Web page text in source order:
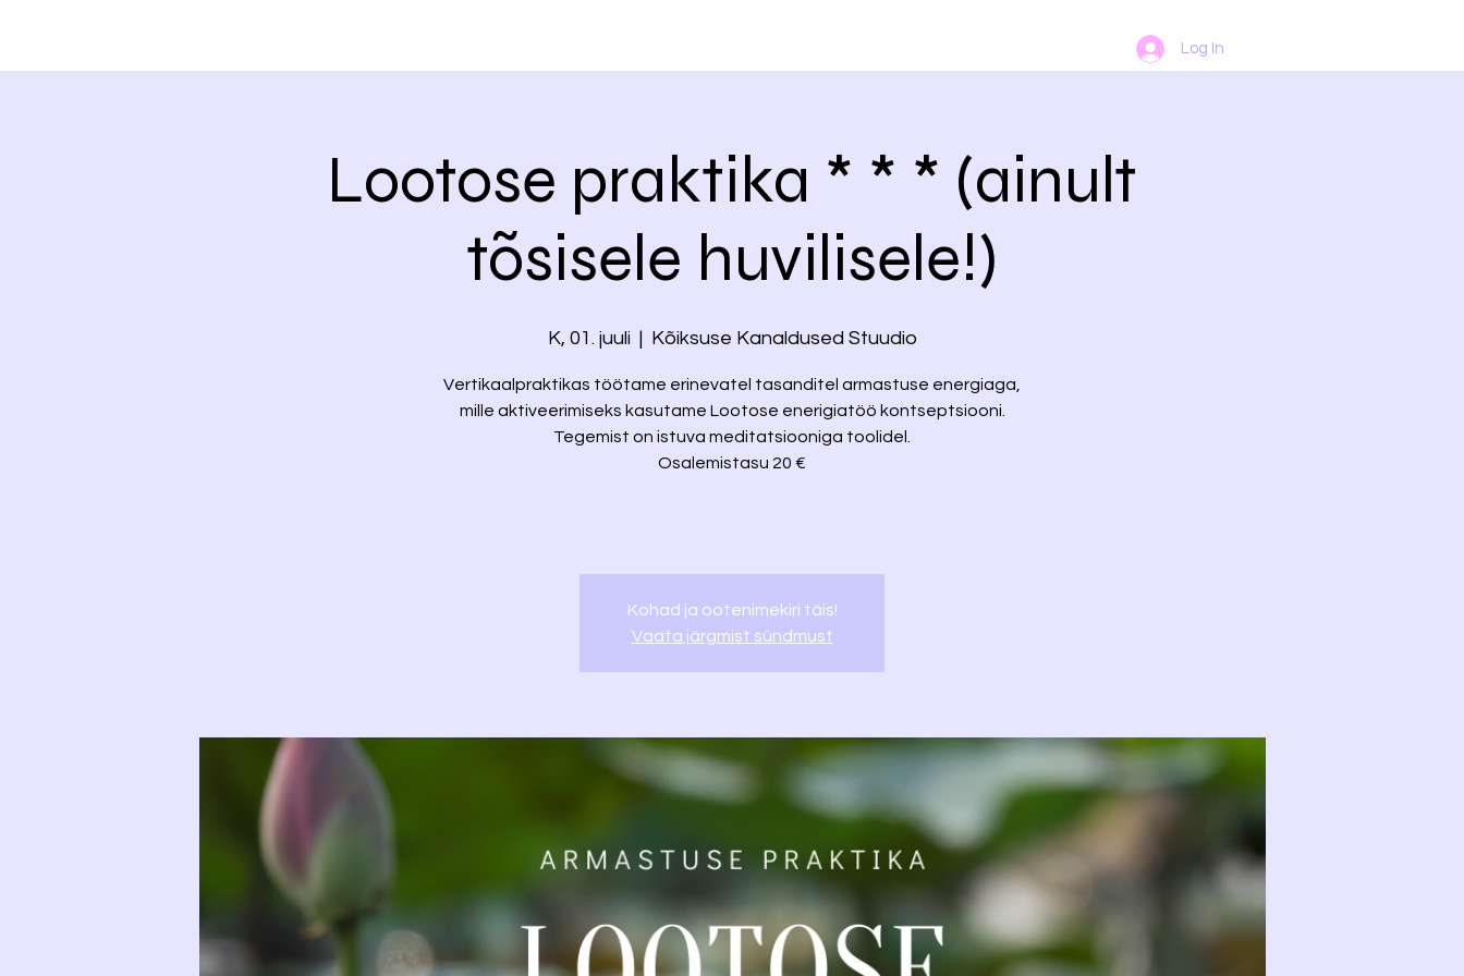
Log In
Lootose praktika * * * (ainult
tõsisele huvilisele!)
K, 01. juuli
  |
Kõiksuse Kanaldused Stuudio
Vertikaalpraktikas töötame erinevatel tasanditel armastuse energiaga,
mille aktiveerimiseks kasutame Lootose enerigiatöö kontseptsiooni.
Tegemist on istuva meditatsiooniga toolidel.
Osalemistasu 20 €
Kohad ja ootenimekiri täis!
Vaata järgmist sündmust